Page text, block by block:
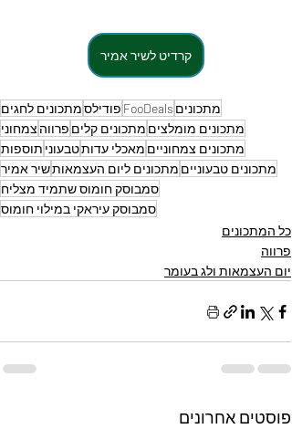
קרדיט לשיר אמיר
מתכונים FooDeals פודילסמתכונים לחגים
מתכונים מומלצים מתכונים קלים פרווה צמחוני
מתכונים צמחוניים מאכלי עדותטבעוני תוספות
מתכונים טבעוניים מתכונים ליום העצמאותשיר אמיר
סמבוסק חומוס שתמיד מצליח
סמבוסק עיראקי במילוי חומוס
כל המתכונים
פרווה
יום העצמאות ולג בעומר
פוסטים אחרונים